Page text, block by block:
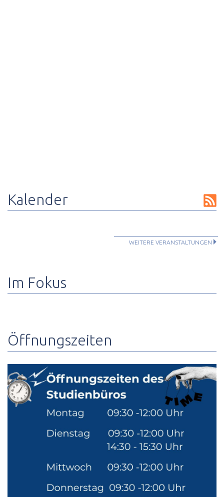
Kalender
WEITERE VERANSTALTUNGEN
Im Fokus
Öffnungszeiten